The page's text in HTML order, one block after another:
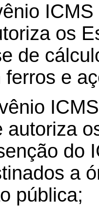
ICMS
os
de
ferros e
autoriza
do
a
pública;